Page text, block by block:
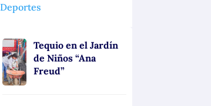
Deportes
Tequio en el Jardín
de Niños “Ana
Freud”